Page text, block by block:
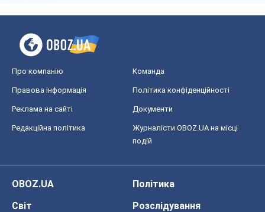
Про компанію Команда
Правова інформація Політика конфіденційності
Реклама на сайті Документи
Редакційна політика
Журналісти OBOZ.UA на місці
подій
OBOZ.UA
Політика
Світ
Розслідування